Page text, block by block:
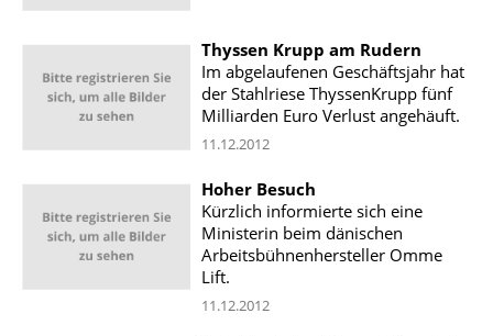
Thyssen Krupp am Rudern
Im abgelaufenen Geschäftsjahr hat
der Stahlriese ThyssenKrupp fünf
Milliarden Euro Verlust angehäuft.
11.12.2012
Hoher Besuch
Kürzlich informierte sich eine
Ministerin beim dänischen
Arbeitsbühnenhersteller Omme
Lift.
11.12.2012